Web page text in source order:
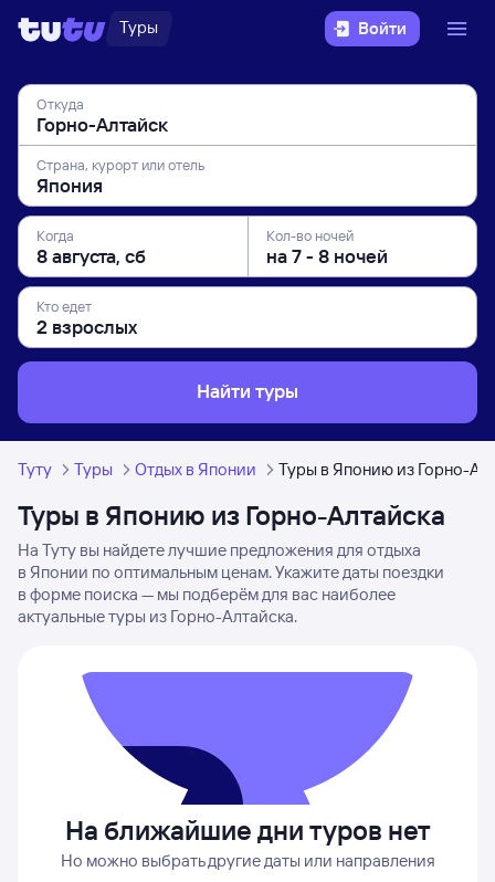
Туры Войти
Откуда
Страна, курорт или отель
Когда Кол-во ночей
Кто едет
Найти туры
Туту Туры Отдых в Японии Туры в Японию из Горно-
Туры в Японию из Горно-Алтайска
На Туту вы найдете лучшие предложения для отдыха
в Японии по оптимальным ценам. Укажите даты поездки
в форме поиска — мы подберём для вас наиболее
актуальные туры из Горно-Алтайска.
На ближайшие дни туров нет
Но можно выбрать другие даты или направления